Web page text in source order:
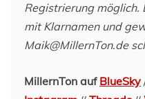
Registrierung
mit Klarnamen und
Maik@MillernTon.de
MillernTon auf BlueSky